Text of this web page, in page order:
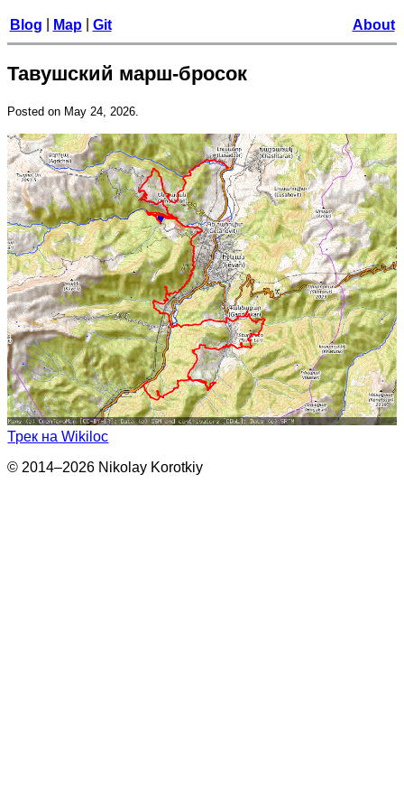
Blog Map| Git About
Тавушский марш-бросок
Posted on May 24, 2026
Трек на Wikiloc
© 2014–2026 Nikolay Korotkiy